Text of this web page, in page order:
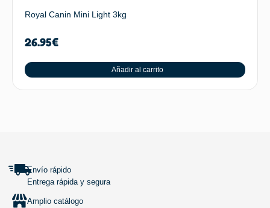
Royal Canin Mini Light 3kg
26.95€
Añadir al carrito
Envío rápido
Entrega rápida y segura
Amplio catálogo